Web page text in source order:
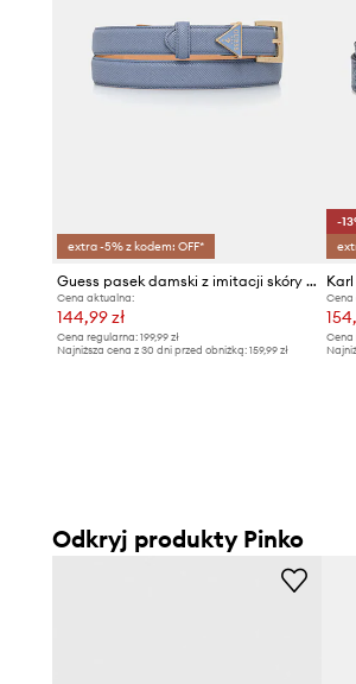
extra -5% z kodem: OFF*
Guess pasek damski z imitacji skóry NOELLE
Cena aktualna:
144,99 zł
Cena regularna: 199,99 zł
Najniższa cena z 30 dni przed obniżką: 159,99 zł
-
Cena
Cena
Odkryj produkty Pinko